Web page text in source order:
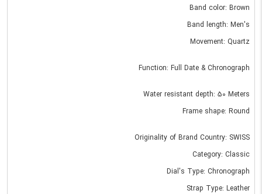
Band color: Brown
Band length: Men's
Movement: Quartz
Function: Full Date & Chronograph
Water resistant depth: 50 Meters
Frame shape: Round
Originality of Brand Country: SWISS
Category: Classic
Dial's Type: Chronograph
Strap Type: Leather